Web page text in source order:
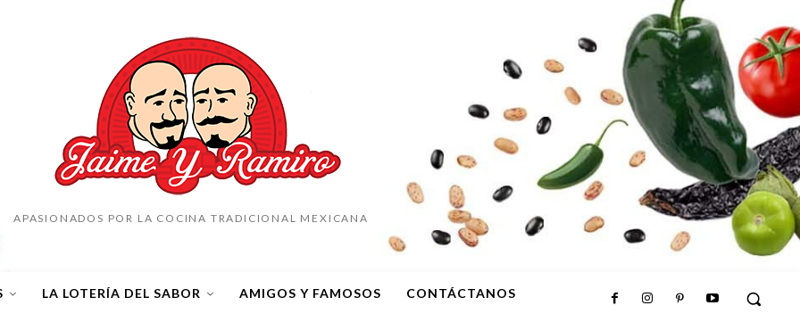
APASIONADOS POR LA COCINA TRADICIONAL MEXICANA
LA LOTERÍA DEL SABOR AMIGOS Y FAMOSOS CONTÁCTANOS